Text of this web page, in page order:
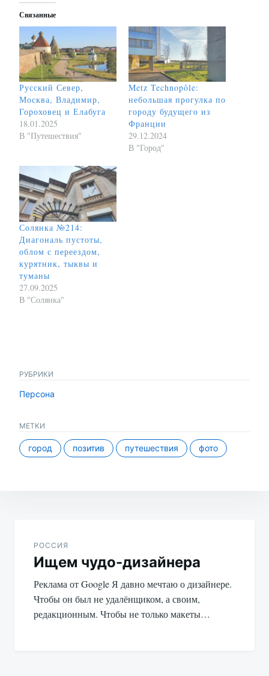
Связанные
Русский Север,
Москва, Владимир,
Гороховец и Елабуга
18.01.2025
В "Путешествия"
Metz Technopôle:
небольшая прогулка по
городу будущего из
Франции
29.12.2024
В "Город"
Солянка №214:
Диагональ пустоты,
облом с переездом,
курятник, тыквы и
туманы
27.09.2025
В "Солянка"
РУБРИКИ
Персона
МЕТКИ
город позитив путешествия фото
записям
РОССИЯ
Ищем чудо-дизайнера
Реклама от Google Я давно мечтаю о дизайнере.
Чтобы он был не удалёнщиком, а своим,
редакционным. Чтобы не только макеты…